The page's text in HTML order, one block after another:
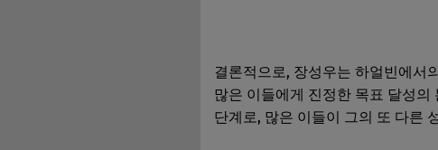
결론적으로, 장성우는 하얼빈에서
많은 이들에게 진정한 목표 달성
단계로, 많은 이들이 그의 또 다른